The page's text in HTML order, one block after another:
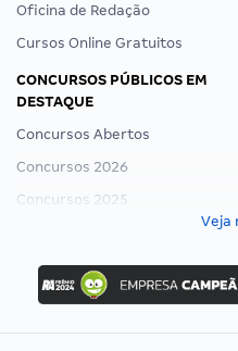
Oficina de Redação
Cursos Online Gratuitos
CONCURSOS PÚBLICOS EM
DESTAQUE
Concursos Abertos
Concursos 2026
Concursos 2025
Concurso Nacional Unificado
Concurso Ibama
Concurso MPU
Editais publicados
Veja